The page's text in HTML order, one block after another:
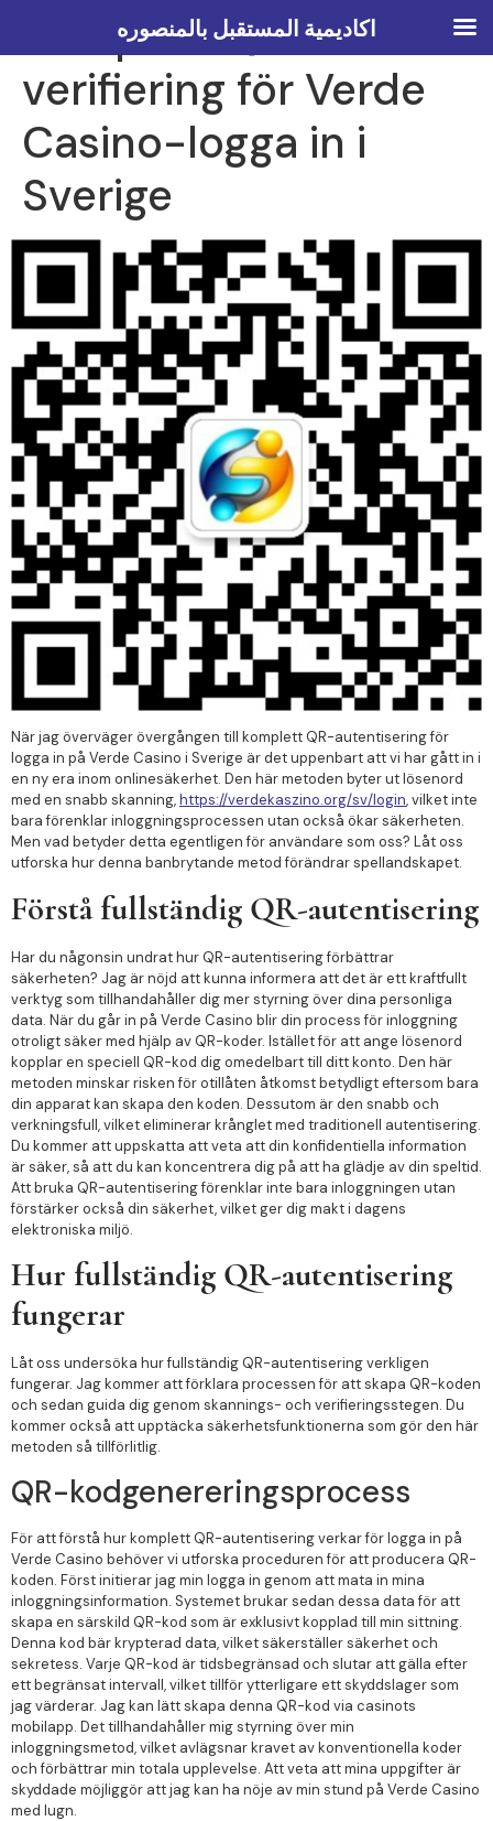
Komplett QR-
verifiering för Verde
Casino-logga in i
Sverige
När jag överväger övergången till komplett QR-autentisering för
logga in på Verde Casino i Sverige är det uppenbart att vi har gått in i
en ny era inom onlinesäkerhet. Den här metoden byter ut lösenord
med en snabb skanning,https://verdekaszino.org/sv/login, vilket inte
bara förenklar inloggningsprocessen utan också ökar säkerheten.
Men vad betyder detta egentligen för användare som oss? Låt oss
utforska hur denna banbrytande metod förändrar spellandskapet.
Förstå fullständig QR-autentisering
Har du någonsin undrat hur QR-autentisering förbättrar
säkerheten? Jag är nöjd att kunna informera att det är ett kraftfullt
verktyg som tillhandahåller dig mer styrning över dina personliga
data. När du går in på Verde Casino blir din process för inloggning
otroligt säker med hjälp av QR-koder. Istället för att ange lösenord
kopplar en speciell QR-kod dig omedelbart till ditt konto. Den här
metoden minskar risken för otillåten åtkomst betydligt eftersom bara
din apparat kan skapa den koden. Dessutom är den snabb och
verkningsfull, vilket eliminerar krånglet med traditionell autentisering.
Du kommer att uppskatta att veta att din konfidentiella information
är säker, så att du kan koncentrera dig på att ha glädje av din speltid.
Att bruka QR-autentisering förenklar inte bara inloggningen utan
förstärker också din säkerhet, vilket ger dig makt i dagens
elektroniska miljö.
Hur fullständig QR-autentisering
fungerar
Låt oss undersöka hur fullständig QR-autentisering verkligen
fungerar. Jag kommer att förklara processen för att skapa QR-koden
och sedan guida dig genom skannings- och verifieringsstegen. Du
kommer också att upptäcka säkerhetsfunktionerna som gör den här
metoden så tillförlitlig.
QR-kodgenereringsprocess
För att förstå hur komplett QR-autentisering verkar för logga in på
Verde Casino behöver vi utforska proceduren för att producera QR-
koden. Först initierar jag min logga in genom att mata in mina
inloggningsinformation. Systemet brukar sedan dessa data för att
skapa en särskild QR-kod som är exklusivt kopplad till min sittning.
Denna kod bär krypterad data, vilket säkerställer säkerhet och
sekretess. Varje QR-kod är tidsbegränsad och slutar att gälla efter
ett begränsat intervall, vilket tillför ytterligare ett skyddslager som
jag värderar. Jag kan lätt skapa denna QR-kod via casinots
mobilapp. Det tillhandahåller mig styrning över min
inloggningsmetod, vilket avlägsnar kravet av konventionella koder
och förbättrar min totala upplevelse. Att veta att mina uppgifter är
skyddade möjliggör att jag kan ha nöje av min stund på Verde Casino
med lugn.
اكاديمية المستقبل بالمنصوره